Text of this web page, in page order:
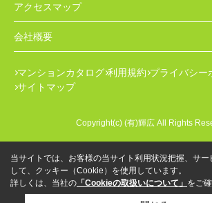
アクセスマップ
会社概要
マンションカタログ 利用規約 プライバシー
サイトマップ
Copyright(c) (有)輝広 All Rights
当サイトでは、お客様の当サイト利用状況把握、サー
して、クッキー（Cookie）を使用しています。
詳しくは、当社の 「Cookieの取扱いについて」 をご